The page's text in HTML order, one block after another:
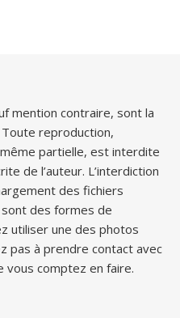
mention contraire, sont la
reproduction,
partielle, est interdite
de l’auteur. L’interdiction
des fichiers
sont des formes de
utiliser une des photos
pas à prendre contact avec
vous comptez en faire.